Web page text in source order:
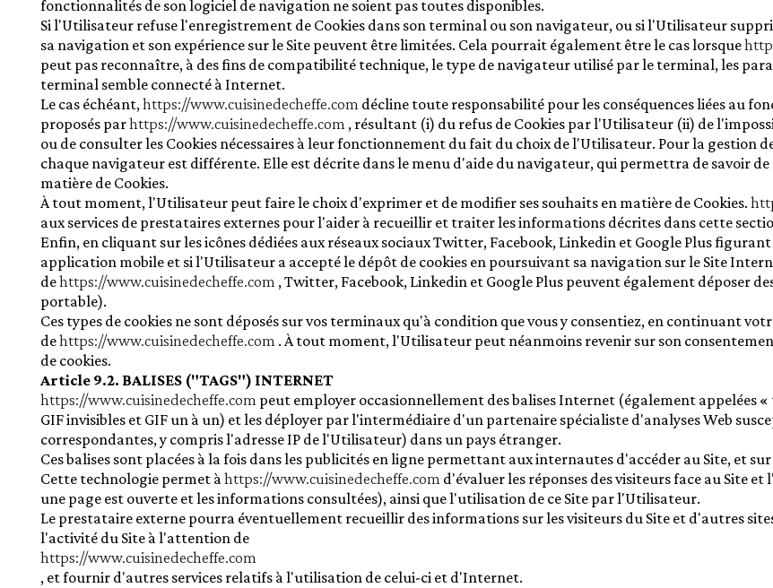
fonctionnalités de son logiciel de navigation ne soient pas toutes disponibles.
Si l'Utilisateur refuse l'enregistrement de Cookies dans son terminal ou son navigateur, ou si l'Utilisateur
sa navigation et son expérience sur le Site peuvent être limitées. Cela pourrait également être le cas lorsque
peut pas reconnaître, à des fins de compatibilité technique, le type de navigateur utilisé par le terminal, les
terminal semble connecté à Internet.
Le cas échéant,https://www.cuisinedecheffe.com décline toute responsabilité pour les conséquences liées au
proposés parhttps://www.cuisinedecheffe.com , résultant (i) du refus de Cookies par l'Utilisateur (ii) de
ou de consulter les Cookies nécessaires à leur fonctionnement du fait du choix de l'Utilisateur. Pour la gestion
chaque navigateur est différente. Elle est décrite dans le menu d'aide du navigateur, qui permettra de savoir
matière de Cookies.
À tout moment, l'Utilisateur peut faire le choix d'exprimer et de modifier ses souhaits en matière de Cookies.
aux services de prestataires externes pour l'aider à recueillir et traiter les informations décrites dans cette
Enfin, en cliquant sur les icônes dédiées aux réseaux sociaux Twitter, Facebook, Linkedin et Google Plus figurant
application mobile et si l'Utilisateur a accepté le dépôt de cookies en poursuivant sa navigation sur le Site
dehttps://www.cuisinedecheffe.com , Twitter, Facebook, Linkedin et Google Plus peuvent également déposer
portable).
Ces types de cookies ne sont déposés sur vos terminaux qu'à condition que vous y consentiez, en continuant
dehttps://www.cuisinedecheffe.com . À tout moment, l'Utilisateur peut néanmoins revenir sur son
de cookies.
Article 9.2. BALISES ("TAGS") INTERNET
https://www.cuisinedecheffe.com peut employer occasionnellement des balises Internet (également appelées
GIF invisibles et GIF un à un) et les déployer par l'intermédiaire d'un partenaire spécialiste d'analyses Web
correspondantes, y compris l'adresse IP de l'Utilisateur) dans un pays étranger.
Ces balises sont placées à la fois dans les publicités en ligne permettant aux internautes d'accéder au Site, et
Cette technologie permet àhttps://www.cuisinedecheffe.com d'évaluer les réponses des visiteurs face au Site
une page est ouverte et les informations consultées), ainsi que l'utilisation de ce Site par l'Utilisateur.
Le prestataire externe pourra éventuellement recueillir des informations sur les visiteurs du Site et d'autres
l'activité du Site à l'attention de
https://www.cuisinedecheffe.com
, et fournir d'autres services relatifs à l'utilisation de celui-ci et d'Internet.